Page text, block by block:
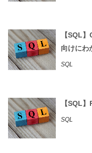
【SQL
向けにわ
SQL
【SQL
SQL